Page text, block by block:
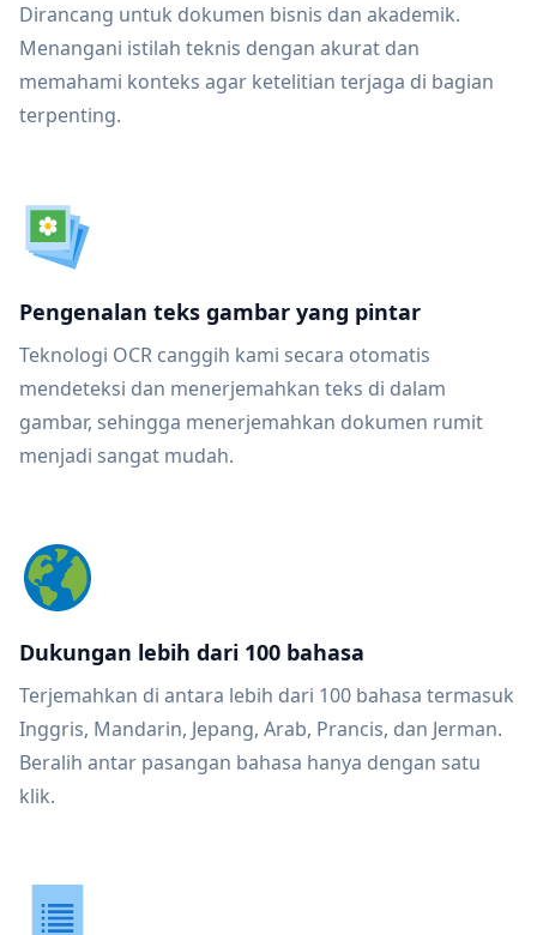
Dirancang untuk dokumen bisnis dan akademik.
Menangani istilah teknis dengan akurat dan
memahami konteks agar ketelitian terjaga di bagian
terpenting.
Pengenalan teks gambar yang pintar
Teknologi OCR canggih kami secara otomatis
mendeteksi dan menerjemahkan teks di dalam
gambar, sehingga menerjemahkan dokumen rumit
menjadi sangat mudah.
Dukungan lebih dari 100 bahasa
Terjemahkan di antara lebih dari 100 bahasa termasuk
Inggris, Mandarin, Jepang, Arab, Prancis, dan Jerman.
Beralih antar pasangan bahasa hanya dengan satu
klik.